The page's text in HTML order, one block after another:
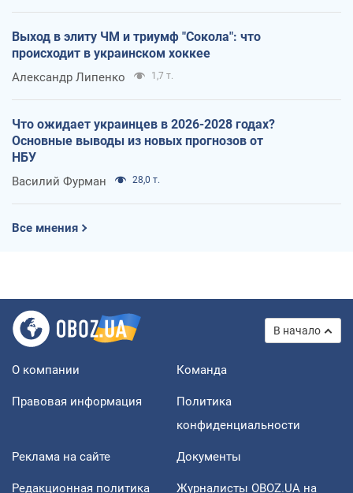
Выход в элиту ЧМ и триумф "Сокола": что
происходит в украинском хоккее
Александр Липенко 1,7 т.
Что ожидает украинцев в 2026-2028 годах?
Основные выводы из новых прогнозов от
НБУ
Василий Фурман 28,0 т.
Все мнения
В начало
О компании Команда
Правовая информация
Политика
конфиденциальности
Реклама на сайте Документы
Редакционная политика
Журналисты OBOZ.UA на